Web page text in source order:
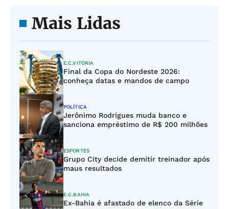
Mais Lidas
E.C.VITÓRIA
Final da Copa do Nordeste 2026:
conheça datas e mandos de campo
POLÍTICA
Jerônimo Rodrigues muda banco e
sanciona empréstimo de R$ 200 milhões
ESPORTES
Grupo City decide demitir treinador após
maus resultados
E.C.BAHIA
Ex-Bahia é afastado de elenco da Série